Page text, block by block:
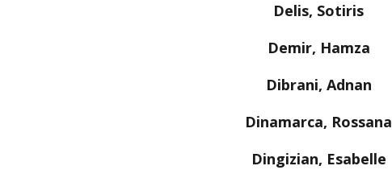
Delis, Sotiris
Demir, Hamza
Dibrani, Adnan
Dinamarca, Rossana
Dingizian, Esabelle